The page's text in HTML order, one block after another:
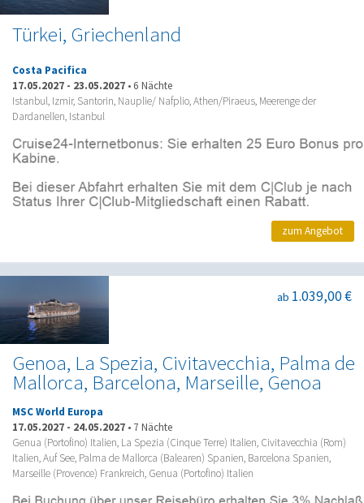
Türkei, Griechenland
Costa Pacifica
17.05.2027 - 23.05.2027 • 6 Nächte
Istanbul, Izmir, Santorin, Nauplie/ Nafplio, Athen/Piraeus, Meerenge der
Dardanellen, Istanbul
zum Angebot
Genoa, La Spezia, Civitavecchia, Palma de
Mallorca, Barcelona, Marseille, Genoa
ab 1.039,00 €
MSC World Europa
17.05.2027 - 24.05.2027 • 7 Nächte
Genua (Portofino) Italien, La Spezia (Cinque Terre) Italien, Civitavecchia (Rom)
Italien, Auf See, Palma de Mallorca (Balearen) Spanien, Barcelona Spanien,
Marseille (Provence) Frankreich, Genua (Portofino) Italien